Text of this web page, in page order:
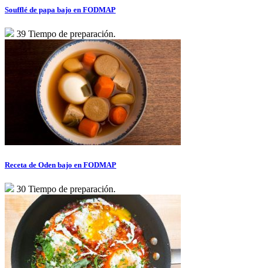
Soufflé de papa bajo en FODMAP
39 Tiempo de preparación.
Receta de Oden bajo en FODMAP
30 Tiempo de preparación.